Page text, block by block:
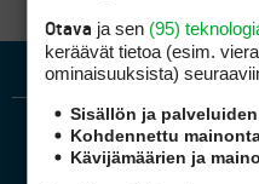
Otava ja sen (95)
keräävät tietoa (esim.
ominaisuuk­sista)
Sisällön ja
Kohdennettu
Kävijämäärien ja